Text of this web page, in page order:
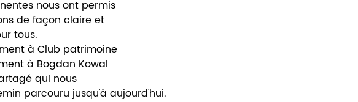
nous ont permis
de façon claire et
tous.
à Club patrimoine
à Bogdan Kowal
qui nous
parcouru jusqu'à aujourd'hui.